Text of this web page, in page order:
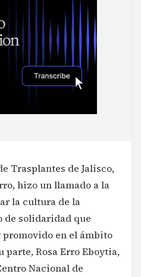
Trasplantes de Jalisco,
hizo un llamado a la
la cultura de la
de solidaridad que
promovido en el ámbito
Rosa Erro Eboytia,
Nacional de